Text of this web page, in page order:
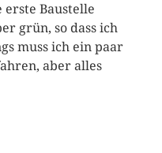
Baustelle
grün, so dass ich
muss ich ein paar
aber alles